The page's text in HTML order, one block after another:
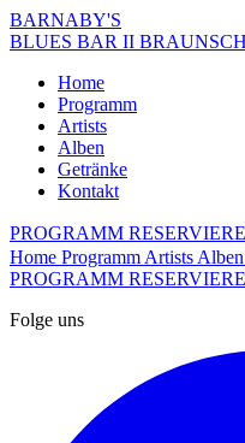
BARNABY'S
BLUES BAR II
Home
Programm
Artists
Alben
Getränke
Kontakt
PROGRAMM
Home Programm Artists Alben
PROGRAMM
Folge uns